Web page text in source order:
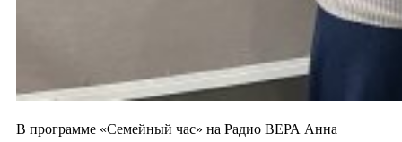
В программе «Семейный час» на Радио ВЕРА Анна